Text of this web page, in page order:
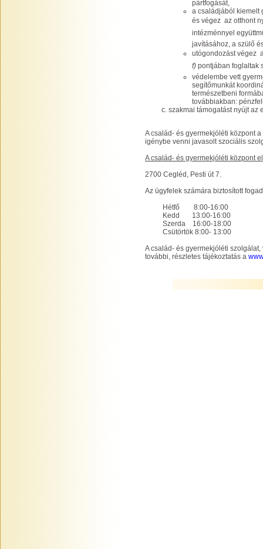
pártfogását,
a családjából kiemelt
és végez  az otthont
intézménnyel
javításához, a szülő
utógondozást végez
f) pontjában foglaltak
védelembe vett
segítőmunkát
természetbeni
továbbiakban:
szakmai támogatást nyújt az
A család- és gyermekjóléti központ
igénybe venni javasolt szociális
A család- és gyermekjóléti központ
2700 Cegléd, Pesti út 7.
Az ügyfelek számára biztosított
Hétfő 8:00-16:00
Kedd 13:00-16:00
Szerda 16:00-18:00
Csütörtök 8:00- 13:00
A család- és gyermekjóléti
további, részletes tájékoztatás a